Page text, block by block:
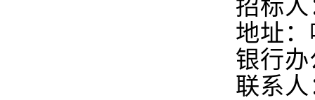
招标
地址
银行
联系